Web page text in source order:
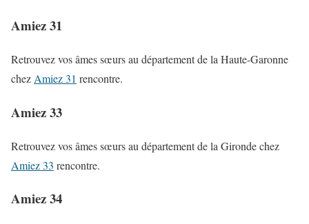
Amiez 31
Retrouvez vos âmes sœurs au département de la Haute-Garonne
chez Amiez 31 rencontre.
Amiez 33
Retrouvez vos âmes sœurs au département de la Gironde chez
Amiez 33 rencontre.
Amiez 34